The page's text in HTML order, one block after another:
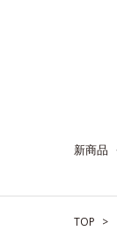
新商品
TOP